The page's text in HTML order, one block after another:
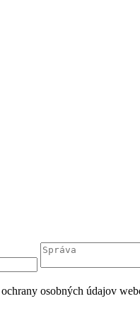
osobných údajov